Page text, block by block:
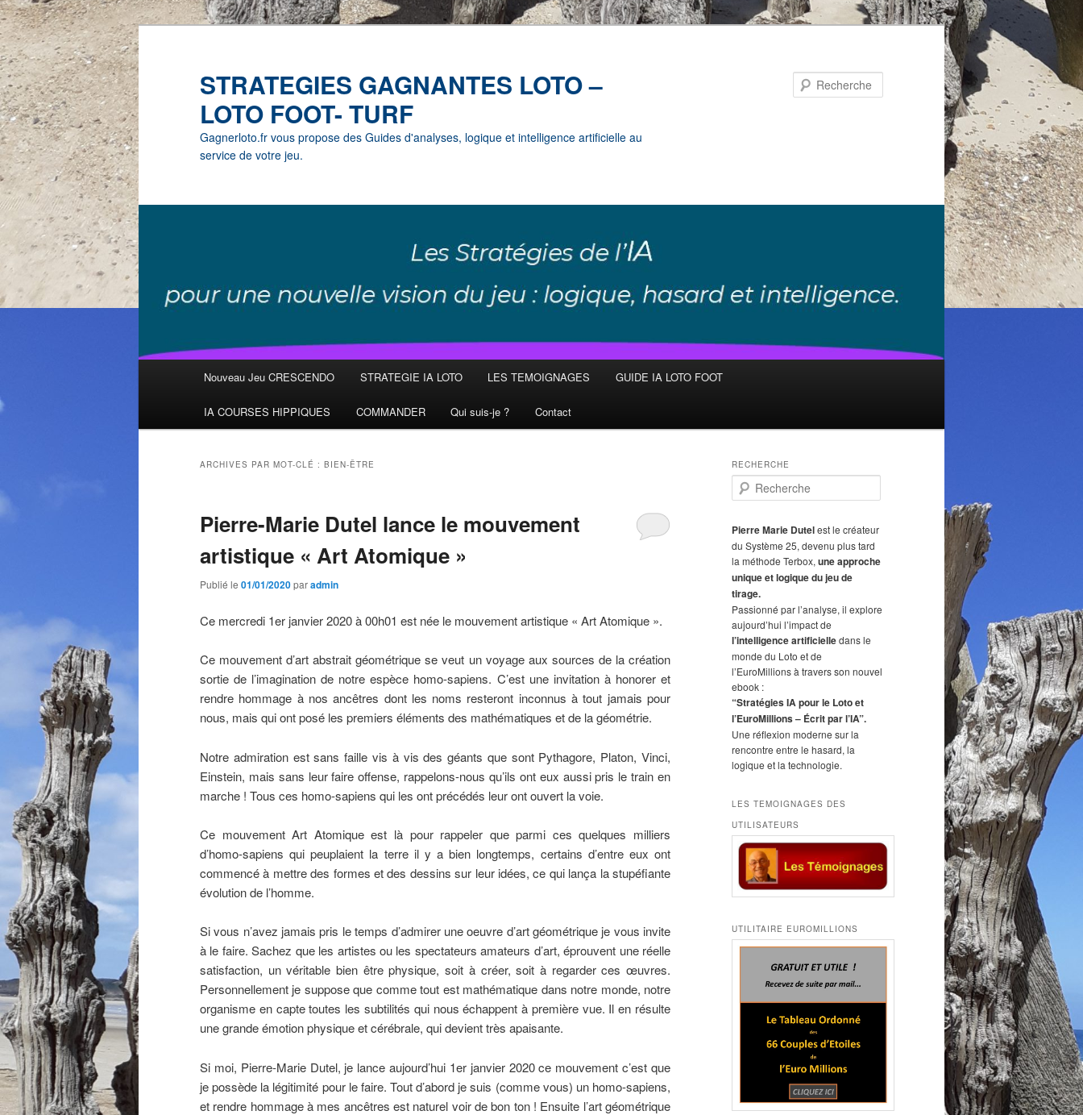
STRATEGIES GAGNANTES LOTO –
LOTO FOOT- TURF
Gagnerloto.fr vous propose des Guides d'analyses, logique et intelligence artificielle au
service de votre jeu.
Aller
au
contenu
Aller
au
contenu
Nouveau Jeu CRESCENDO STRATEGIE IA LOTO LES TEMOIGNAGES GUIDE IA LOTO FOOT
IA COURSES HIPPIQUES COMMANDER Qui suis-je ? Contact
ARCHIVES PAR MOT-CLÉ : BIEN-ÊTRE
Pierre-Marie Dutel lance le mouvement
artistique « Art Atomique »
Publié le 01/01/2020paradmin
Ce mercredi 1er janvier 2020 à 00h01 est née le mouvement artistique « Art Atomique ».
Ce mouvement d’art abstrait géométrique se veut un voyage aux sources de la création
sortie de l’imagination de notre espèce homo-sapiens. C’est une invitation à honorer et
rendre hommage à nos ancêtres dont les noms resteront inconnus à tout jamais pour
nous, mais qui ont posé les premiers éléments des mathématiques et de la géométrie.
Notre admiration est sans faille vis à vis des géants que sont Pythagore, Platon, Vinci,
Einstein, mais sans leur faire offense, rappelons-nous qu’ils ont eux aussi pris le train en
marche ! Tous ces homo-sapiens qui les ont précédés leur ont ouvert la voie.
Ce mouvement Art Atomique est là pour rappeler que parmi ces quelques milliers
d’homo-sapiens qui peuplaient la terre il y a bien longtemps, certains d’entre eux ont
commencé à mettre des formes et des dessins sur leur idées, ce qui lança la stupéfiante
évolution de l’homme.
Si vous n’avez jamais pris le temps d’admirer une oeuvre d’art géométrique je vous invite
à le faire. Sachez que les artistes ou les spectateurs amateurs d’art, éprouvent une réelle
satisfaction, un véritable bien être physique, soit à créer, soit à regarder ces œuvres.
Personnellement je suppose que comme tout est mathématique dans notre monde, notre
organisme en capte toutes les subtilités qui nous échappent à première vue. Il en résulte
une grande émotion physique et cérébrale, qui devient très apaisante.
Si moi, Pierre-Marie Dutel, je lance aujourd’hui 1er janvier 2020 ce mouvement c’est que
je possède la légitimité pour le faire. Tout d’abord je suis (comme vous) un homo-sapiens,
et rendre hommage à mes ancêtres est naturel voir de bon ton ! Ensuite l’art géométrique
RECHERCHE
e
h
e
r
c
h
e
Pierre Marie Dutelest le créateur
du Système 25, devenu plus tard
la méthode Terbox, une approche
unique et logique du jeu de
tirage.
Passionné par l’analyse, il explore
aujourd’hui l’impact de
l’intelligence artificielledans le
monde du Loto et de
l’EuroMillions à travers son nouvel
ebook :
“Stratégies IA pour le Loto et
l’EuroMillions – Écrit par l’IA”.
Une réflexion moderne sur la
rencontre entre le hasard, la
logique et la technologie.
LES TEMOIGNAGES DES
UTILISATEURS
UTILITAIRE EUROMILLIONS